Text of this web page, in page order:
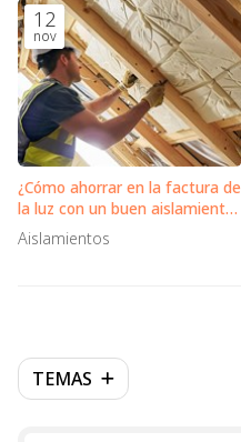
TEMAS
12
nov
¿Cómo ahorrar en la factura de
la luz con un buen aislamiento
en tu vivienda?
Aislamientos